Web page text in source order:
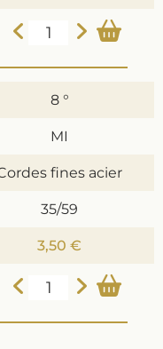
8 °
MI
fines acier
35/59
3,50 €